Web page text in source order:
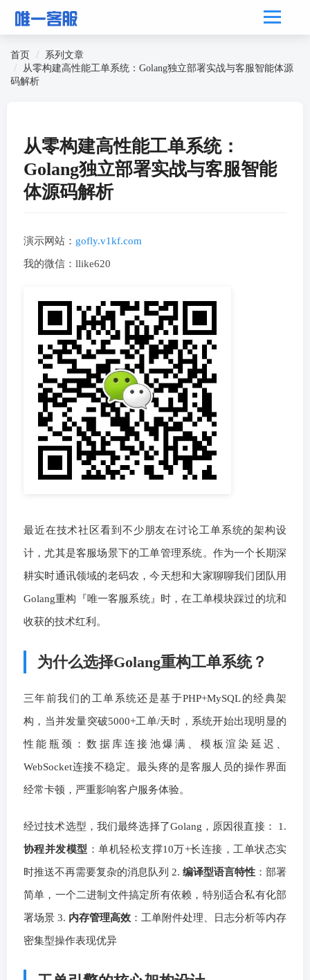
首页
系列文章
从零构建高性能工单系统：Golang独立部署实战与客服智能体源
码解析
从零构建高性能工单系统：
Golang独立部署实战与客服智能
体源码解析
演示网站： gofly.v1kf.com
我的微信：llike620
最近在技术社区看到不少朋友在讨论工单系统的架构设
计，尤其是客服场景下的工单管理系统。作为一个长期深
耕实时通讯领域的老码农，今天想和大家聊聊我们团队用
Golang重构『唯一客服系统』时，在工单模块踩过的坑和
收获的技术红利。
为什么选择Golang重构工单系统？
三年前我们的工单系统还是基于PHP+MySQL的经典架
构，当并发量突破5000+工单/天时，系统开始出现明显的
性能瓶颈：数据库连接池爆满、模板渲染延迟、
WebSocket连接不稳定。最头疼的是客服人员的操作界面
经常卡顿，严重影响客户服务体验。
经过技术选型，我们最终选择了Golang，原因很直接： 1.
协程并发模型 ：单机轻松支撑10万+长连接，工单状态实
时推送不再需要复杂的消息队列 2. 编译型语言特性 ：部署
简单，一个二进制文件搞定所有依赖，特别适合私有化部
署场景 3. 内存管理高效 ：工单附件处理、日志分析等内存
密集型操作表现优异